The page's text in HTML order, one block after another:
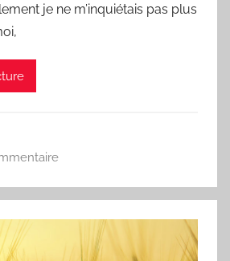
je ne m’inquiétais pas plus